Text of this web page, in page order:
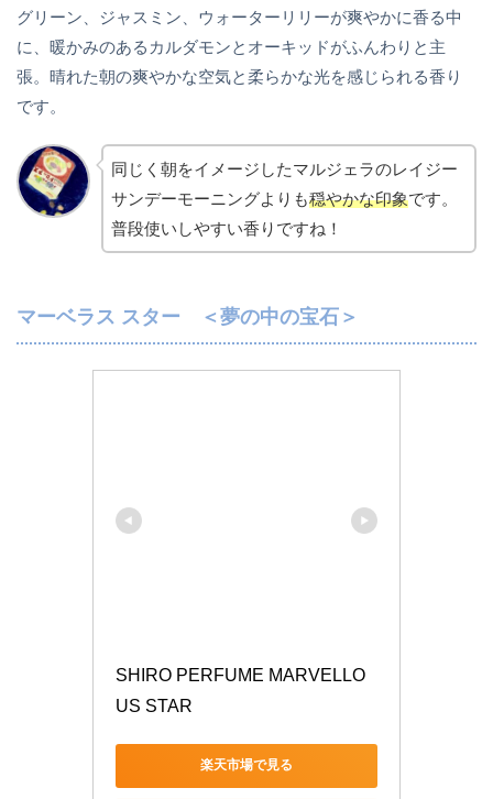
グリーン、ジャスミン、ウォーターリリーが爽やかに香る中
に、暖かみのあるカルダモンとオーキッドがふんわりと主
張。晴れた朝の爽やかな空気と柔らかな光を感じられる香り
です。
同じく朝をイメージしたマルジェラのレイジー
サンデーモーニングよりも穏やかな印象です。
普段使いしやすい香りですね！
マーベラス スター ＜夢の中の宝石＞
SHIRO PERFUME MARVELLO
US STAR
楽天市場で見る